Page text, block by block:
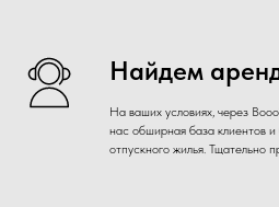
Найдем
На ваших условиях, через
нас обширная база клиентов
отпускного жилья. Тщательно